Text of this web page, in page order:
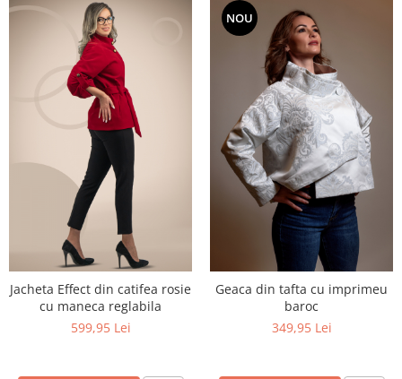
Jacheta Effect din catifea rosie
cu maneca reglabila
599,95 Lei
NOU
Geaca din tafta cu imprimeu
baroc
349,95 Lei